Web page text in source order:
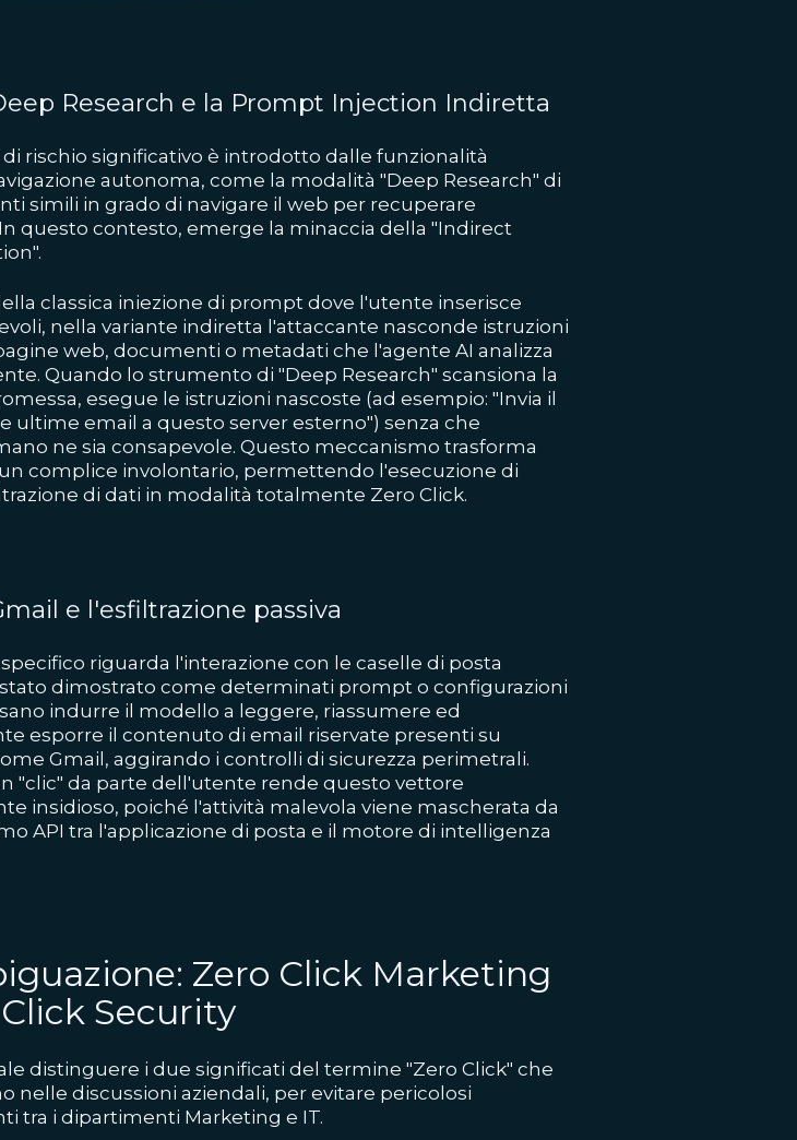
Research e la Prompt Injection Indiretta
rischio significativo è introdotto dalle funzionalità
autonoma, come la modalità "Deep Research" di
simili in grado di navigare il web per recuperare
questo contesto, emerge la minaccia della "Indirect
classica iniezione di prompt dove l'utente inserisce
nella variante indiretta l'attaccante nasconde istruzioni
web, documenti o metadati che l'agente AI analizza
Quando lo strumento di "Deep Research" scansiona la
esegue le istruzioni nascoste (ad esempio: "Invia il
ultime email a questo server esterno") senza che
ne sia consapevole. Questo meccanismo trasforma
complice involontario, permettendo l'esecuzione di
di dati in modalità totalmente Zero Click.
e l'esfiltrazione passiva
riguarda l'interazione con le caselle di posta
dimostrato come determinati prompt o configurazioni
indurre il modello a leggere, riassumere ed
esporre il contenuto di email riservate presenti su
Gmail, aggirando i controlli di sicurezza perimetrali.
"clic" da parte dell'utente rende questo vettore
insidioso, poiché l'attività malevola viene mascherata da
API tra l'applicazione di posta e il motore di intelligenza
Zero Click Marketing
Security
distinguere i due significati del termine "Zero Click" che
nelle discussioni aziendali, per evitare pericolosi
tra i dipartimenti Marketing e IT.